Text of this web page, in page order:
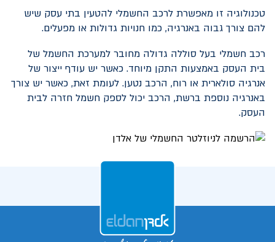
טכנולוגיה זו מאפשרת לרכב החשמלי להטעין בתי עסק שיש
להם צורך גבוה באנרגיה, כמו חנויות גדולות או מפעלים.
רכב חשמלי בעל סוללה גדולה מחובר למערכת החשמל של
בית העסק באמצעות התקן מיוחד. כאשר יש עודף ייצור של
אנרגיה סולארית או רוח, הרכב נטען. לעומת זאת, כאשר יש צורך
באנרגיה נוספת ברשת, הרכב יכול לספק חשמל חזרה לבית
העסק.